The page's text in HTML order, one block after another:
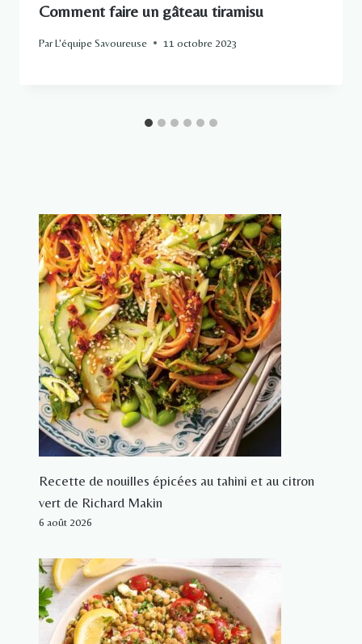
Comment faire un gâteau tiramisu
ParL'équipe Savoureuse 11 octobre 2023
Recette de nouilles épicées au tahini et au citron
vert de Richard Makin
6 août 2026